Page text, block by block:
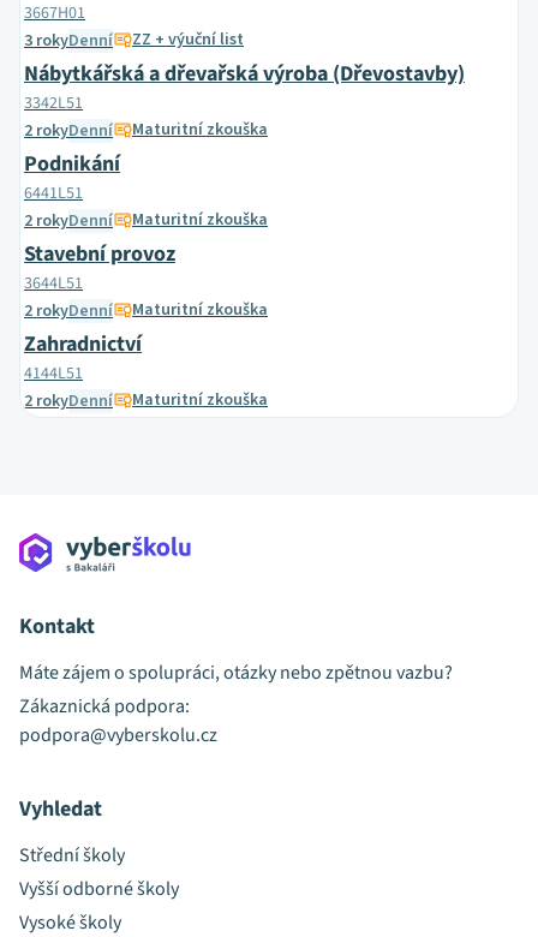
3667H01
3 rokyDenní ZZ + výuční list
Nábytkářská a dřevařská výroba (Dřevostavby)
3342L51
2 rokyDenní Maturitní zkouška
Podnikání
6441L51
2 rokyDenní Maturitní zkouška
Stavební provoz
3644L51
2 rokyDenní Maturitní zkouška
Zahradnictví
4144L51
2 rokyDenní Maturitní zkouška
Kontakt
Máte zájem o spolupráci, otázky nebo zpětnou vazbu?
Zákaznická podpora:
podpora@vyberskolu.cz
Vyhledat
Střední školy
Vyšší odborné školy
Vysoké školy